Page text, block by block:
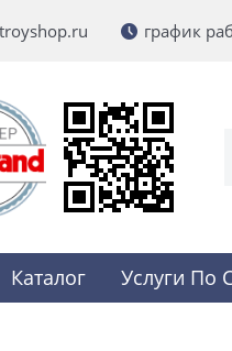
график
Каталог Услуги По